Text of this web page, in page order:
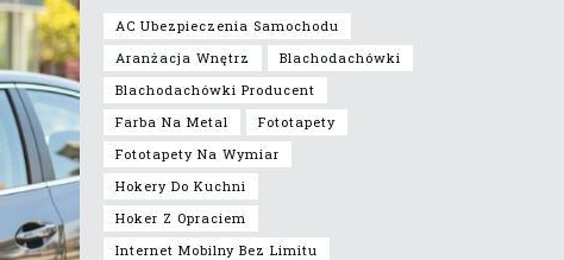
AC Ubezpieczenia Samochodu
Aranżacja Wnętrz
Blachodachówki
Blachodachówki Producent
Farba Na Metal
Fototapety
Fototapety Na Wymiar
Hokery Do Kuchni
Hoker Z Opraciem
Internet Mobilny Bez Limitu